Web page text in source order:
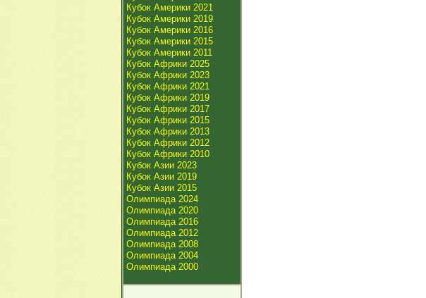
Кубок Америки 2021
Кубок Америки 2019
Кубок Америки 2016
Кубок Америки 2015
Кубок Америки 2011
Кубок Африки 2025
Кубок Африки 2023
Кубок Африки 2021
Кубок Африки 2019
Кубок Африки 2017
Кубок Африки 2015
Кубок Африки 2013
Кубок Африки 2012
Кубок Африки 2010
Кубок Азии 2023
Кубок Азии 2019
Кубок Азии 2015
Олимпиада 2024
Олимпиада 2020
Олимпиада 2016
Олимпиада 2012
Олимпиада 2008
Олимпиада 2004
Олимпиада 2000